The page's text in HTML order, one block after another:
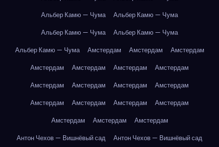
Альбер Камю — Чума
Альбер Камю — Чума
Альбер Камю — Чума
Альбер Камю — Чума
Альбер Камю — Чума
Амстердам Амстердам
Амстердам
Амстердам
Амстердам Амстердам
Амстердам
Амстердам
Амстердам Амстердам
Амстердам
Амстердам
Амстердам Амстердам
Амстердам
Амстердам
Амстердам
Амстердам
Антон Чехов — Вишнёвый сад
Антон Чехов — Вишнёвый сад